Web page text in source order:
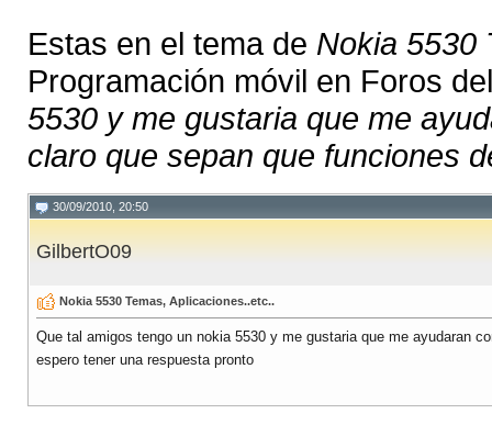
Estas en el tema de Nokia 5530
Programación móvil en Foros
5530 y me gustaria que me
claro que sepan que funciones
30/09/2010, 20:50
GilbertO09
Nokia 5530 Temas, Aplicaciones..etc..
Que tal amigos tengo un nokia 5530 y me gustaria que me ayudaran
espero tener una respuesta pronto